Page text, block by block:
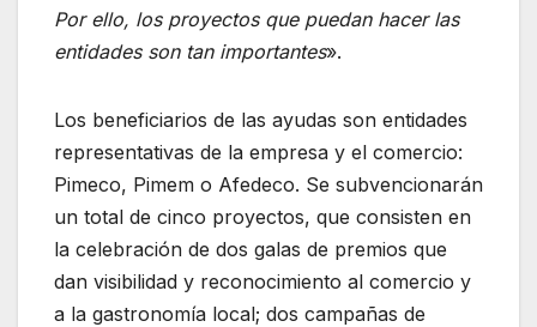
Por ello, los proyectos que puedan hacer las
entidades son tan importantes».
Los beneficiarios de las ayudas son entidades
representativas de la empresa y el comercio:
Pimeco, Pimem o Afedeco. Se subvencionarán
un total de cinco proyectos, que consisten en
la celebración de dos galas de premios que
dan visibilidad y reconocimiento al comercio y
a la gastronomía local; dos campañas de